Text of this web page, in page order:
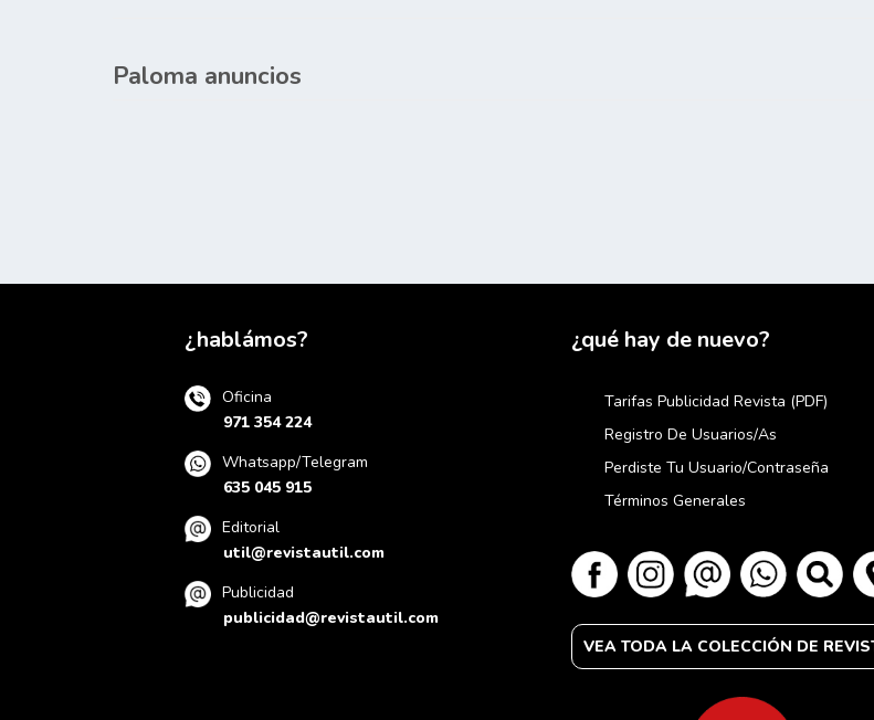
Paloma anuncios
¿hablámos?
Oficina
971 354 224
Whatsapp/Telegram
635 045 915
Editorial
util@revistautil.com
Publicidad
publicidad@revistautil.com
¿qué hay de nuevo?
Tarifas Publicidad Revista (PDF)
Registro De Usuarios/as
Perdiste Tu Usuario/contraseña
Términos Generales
VEA TODA LA COLECCIÓN DE